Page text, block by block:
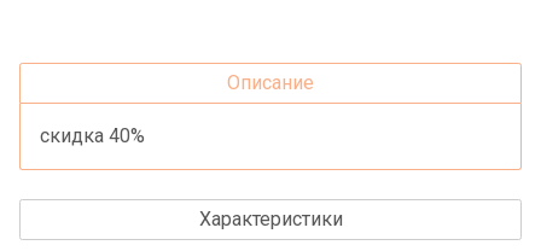
Описание
скидка 40%
Характеристики